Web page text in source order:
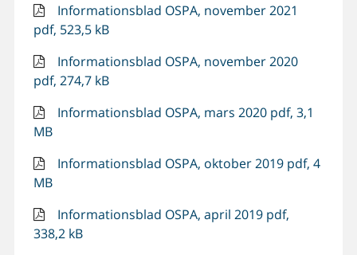
Informationsblad OSPA, november 2021
pdf, 523,5 kB
Informationsblad OSPA, november 2020
pdf, 274,7 kB
Informationsblad OSPA, mars 2020 pdf, 3,1
MB
Informationsblad OSPA, oktober 2019 pdf, 4
MB
Informationsblad OSPA, april 2019 pdf,
338,2 kB